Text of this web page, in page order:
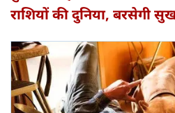
राशियों की दुनिया, बरसेगी